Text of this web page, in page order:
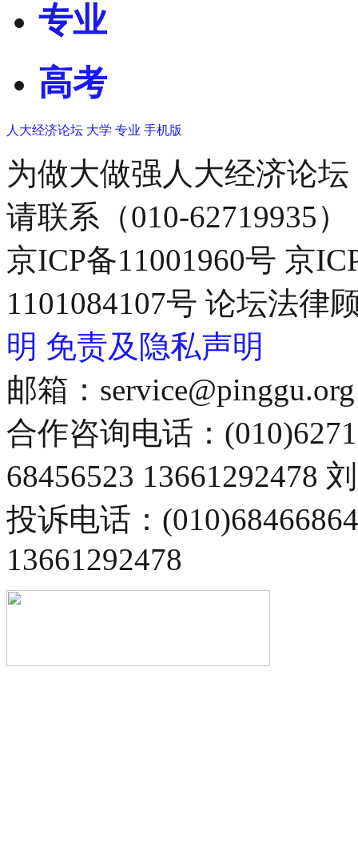
专业
高考
人大经济论坛 大学 专业 手机版
为做大做强人大经济论
请联系（010-62719935）
京ICP备11001960号 京
1101084107号 论坛法律
明 免责及隐私声明
邮箱：service@pinggu.org
合作咨询电话：
68456523 13661292478
投诉电话：
13661292478